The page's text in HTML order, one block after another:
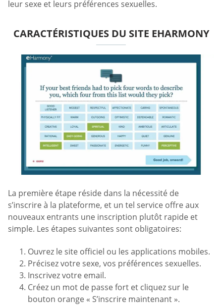
leur sexe et leurs préférences sexuelles.
CARACTÉRISTIQUES DU SITE EHARMONY
La première étape réside dans la nécessité de
s’inscrire à la plateforme, et un tel service offre aux
nouveaux entrants une inscription plutôt rapide et
simple. Les étapes suivantes sont obligatoires:
Ouvrez le site officiel ou les applications mobiles.
Précisez votre sexe, vos préférences sexuelles.
Inscrivez votre email.
Créez un mot de passe fort et cliquez sur le
bouton orange « S’inscrire maintenant ».